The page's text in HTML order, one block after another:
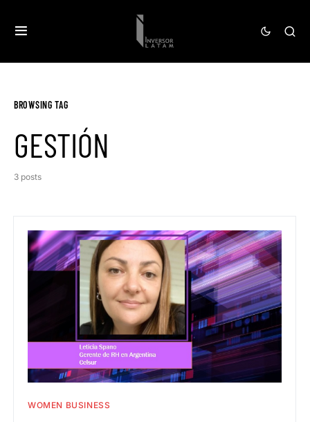
BROWSING TAG
GESTIÓN
3 posts
WOMEN BUSINESS